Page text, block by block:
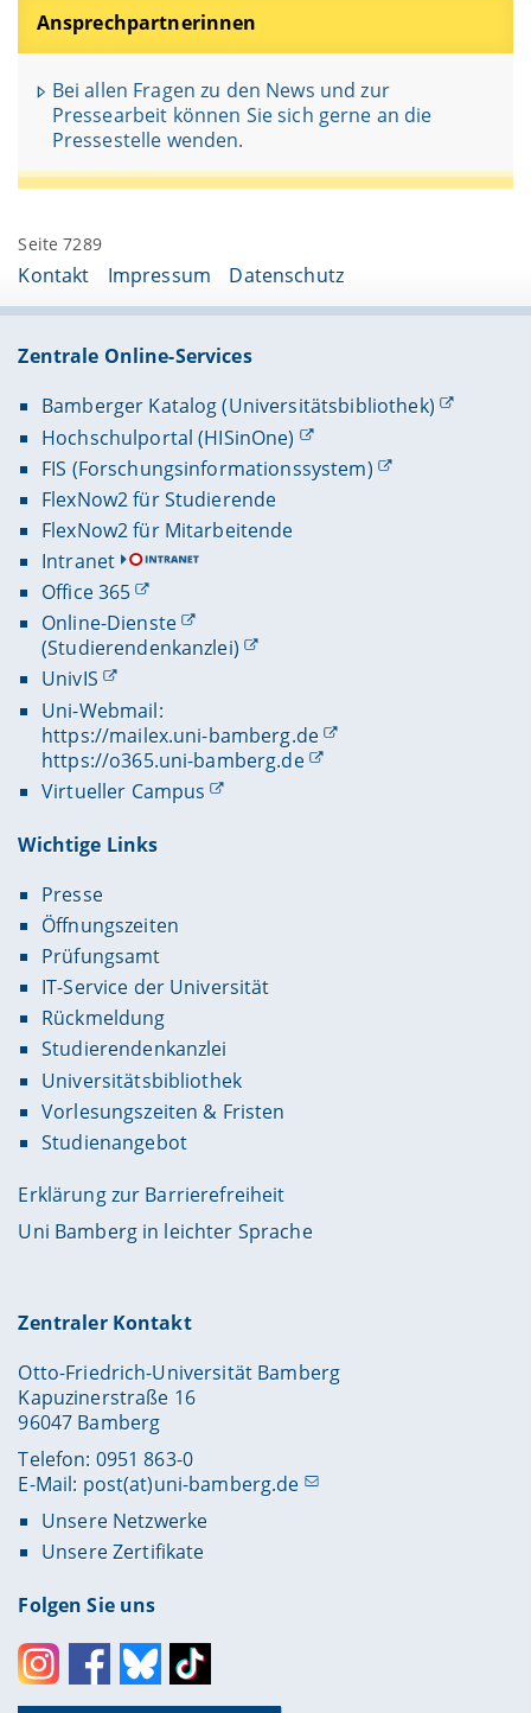
Ansprechpartnerinnen
Bei allen Fragen zu den News und zur
Pressearbeit können Sie sich gerne an die
Pressestelle wenden.
Seite 7289
Kontakt Impressum Datenschutz
Zentrale Online-Services
Bamberger Katalog (Universitätsbibliothek)
Hochschulportal (HISinOne)
FIS (Forschungsinformationssystem)
FlexNow2 für Studierende
FlexNow2 für Mitarbeitende
Intranet
Office 365
Online-Dienste
(Studierendenkanzlei)
UnivIS
Uni-Webmail:
https://mailex.uni-bamberg.de
https://o365.uni-bamberg.de
Virtueller Campus
Wichtige Links
Presse
Öffnungszeiten
Prüfungsamt
IT-Service der Universität
Rückmeldung
Studierendenkanzlei
Universitätsbibliothek
Vorlesungszeiten & Fristen
Studienangebot
Erklärung zur Barrierefreiheit
Uni Bamberg in leichter Sprache
Zentraler Kontakt
Otto-Friedrich-Universität Bamberg
Kapuzinerstraße 16
96047 Bamberg
Telefon: 0951 863-0
E-Mail: post(at)uni-bamberg.de
Unsere Netzwerke
Unsere Zertifikate
Folgen Sie uns
InstagramFacebookBlueskyToktok